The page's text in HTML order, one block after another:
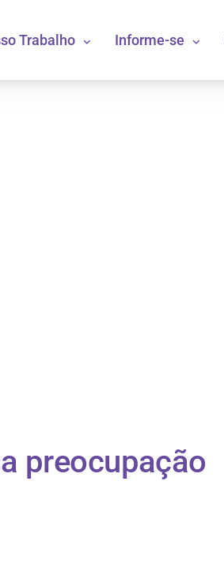
Trabalho Informe-se
preocupação